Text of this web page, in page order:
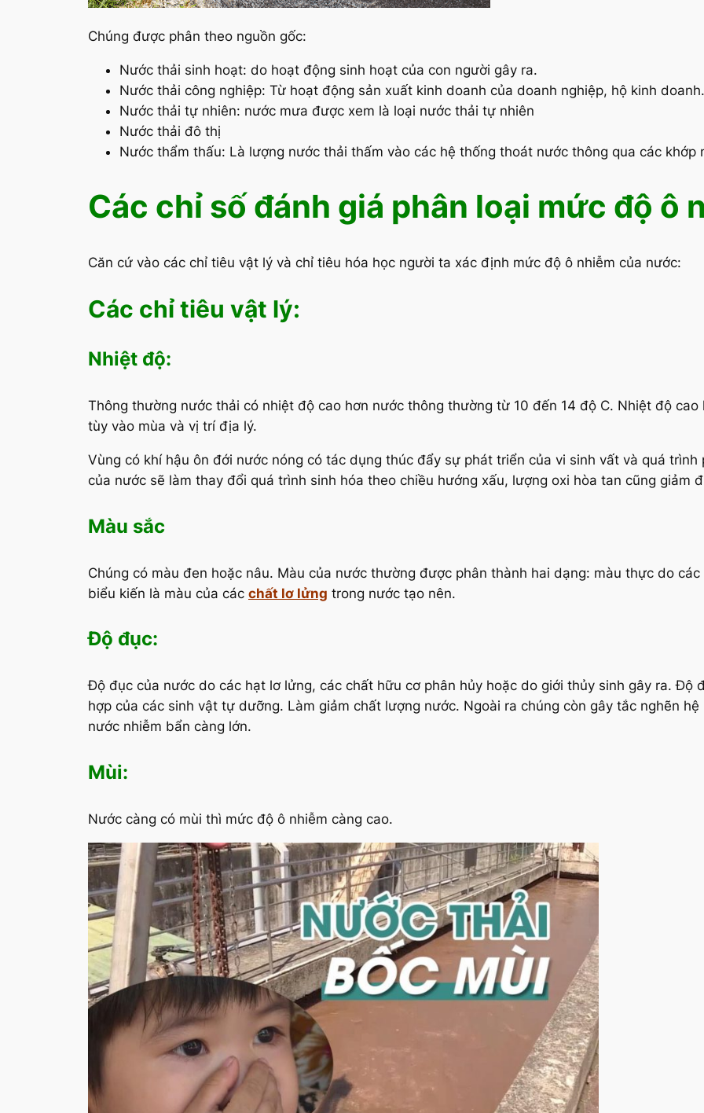
Chúng được phân theo nguồn gốc:
Nước thải sinh hoạt: do hoạt động sinh hoạt của con người gây ra.
Nước thải công nghiệp: Từ hoạt động sản xuất kinh doanh của doanh nghiệp, hộ kinh doanh.
Nước thải tự nhiên: nước mưa được xem là loại nước thải tự nhiên
Nước thải đô thị
Nước thẩm thấu: Là lượng nước thải thấm vào các hệ thống thoát nước thông qua các
Các chỉ số đánh giá phân loại mức độ ô
Căn cứ vào các chỉ tiêu vật lý và chỉ tiêu hóa học người ta xác định mức độ ô nhiễm của nước:
Các chỉ tiêu vật lý:
Nhiệt độ:
Thông thường nước thải có nhiệt độ cao hơn nước thông thường từ 10 đến 14 độ C. Nhiệt độ
tùy vào mùa và vị trí địa lý.
Vùng có khí hậu ôn đới nước nóng có tác dụng thúc đẩy sự phát triển của vi sinh vất và quá
của nước sẽ làm thay đổi quá trình sinh hóa theo chiều hướng xấu, lượng oxi hòa tan cũng giảm
Màu sắc
Chúng có màu đen hoặc nâu. Màu của nước thường được phân thành hai dạng: màu thực do
biểu kiến là màu của các chất lơ lửng trong nước tạo nên.
Độ đục:
Độ đục của nước do các hạt lơ lửng, các chất hữu cơ phân hủy hoặc do giới thủy sinh gây ra. Độ
hợp của các sinh vật tự dưỡng. Làm giảm chất lượng nước. Ngoài ra chúng còn gây tắc nghẽn
nước nhiễm bẩn càng lớn.
Mùi:
Nước càng có mùi thì mức độ ô nhiễm càng cao.